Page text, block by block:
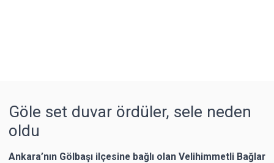
Göle set duvar ördüler, sele neden
oldu
Ankara’nın Gölbaşı ilçesine bağlı olan Velihimmetli Bağlar